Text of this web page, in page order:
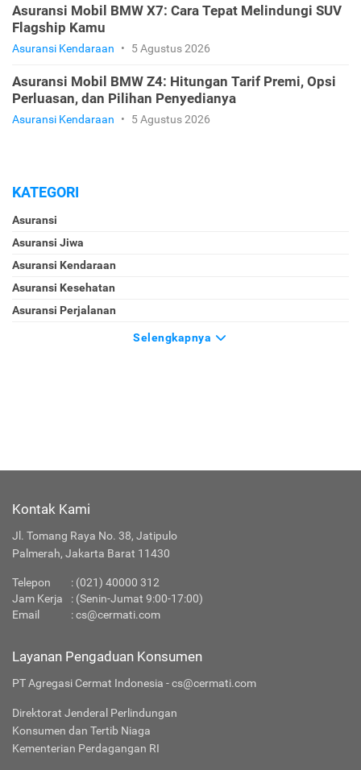
Asuransi Mobil BMW X7: Cara Tepat Melindungi SUV
Flagship Kamu
Asuransi Kendaraan • 5 Agustus 2026
Asuransi Mobil BMW Z4: Hitungan Tarif Premi, Opsi
Perluasan, dan Pilihan Penyedianya
Asuransi Kendaraan • 5 Agustus 2026
KATEGORI
Asuransi
Asuransi Jiwa
Asuransi Kendaraan
Asuransi Kesehatan
Asuransi Perjalanan
Selengkapnya
Kontak Kami
Jl. Tomang Raya No. 38, Jatipulo
Palmerah, Jakarta Barat 11430
Telepon : (021) 40000 312
Jam Kerja
: (Senin-Jumat 9:00-17:00)
Email
:cs@cermati.com
Layanan Pengaduan Konsumen
PT Agregasi Cermat Indonesia - cs@cermati.com
Direktorat Jenderal Perlindungan
Konsumen dan Tertib Niaga
Kementerian Perdagangan RI